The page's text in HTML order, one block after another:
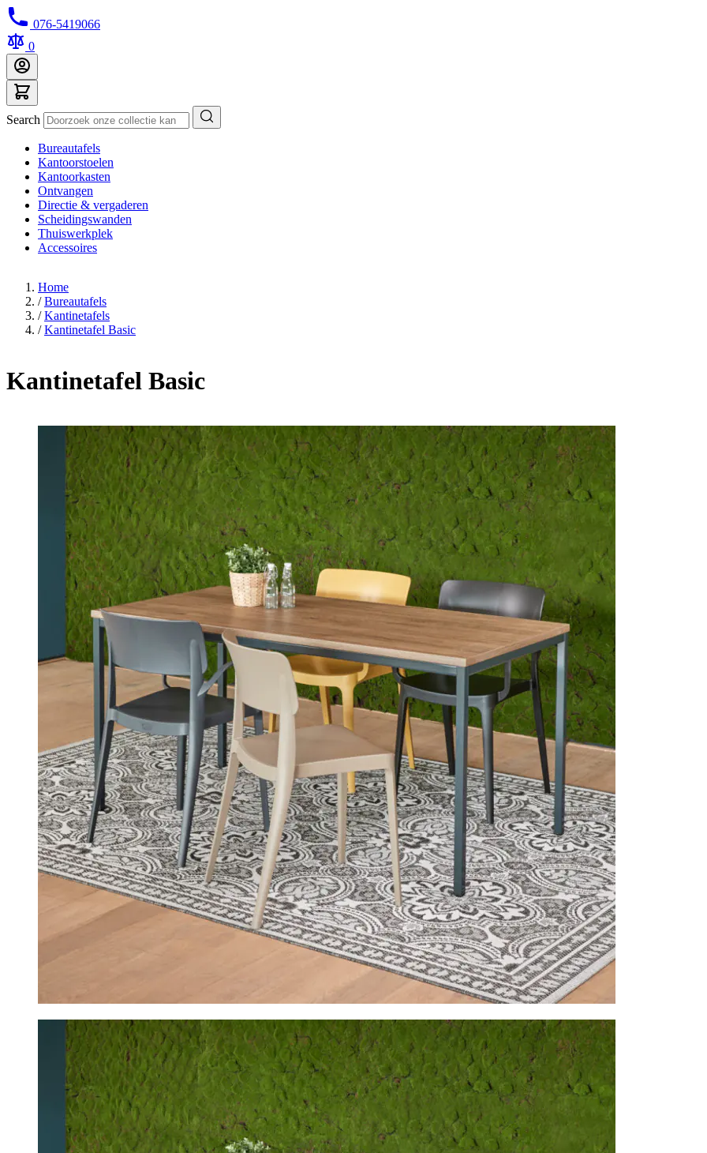
076-5419066
0
Search
Bureautafels
Kantoorstoelen
Kantoorkasten
Ontvangen
Directie & vergaderen
Scheidingswanden
Thuiswerkplek
Accessoires
Home
/ Bureautafels
/ Kantinetafels
/ Kantinetafel Basic
Kantinetafel Basic